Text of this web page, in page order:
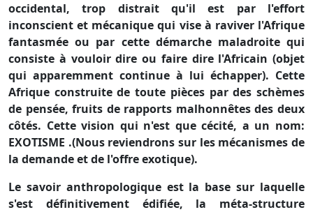
occidental, trop distrait qu'il est par l'effort
inconscient et mécanique qui vise à raviver l'Afrique
fantasmée ou par cette démarche maladroite qui
consiste à vouloir dire ou faire dire l'Africain (objet
qui apparemment continue à lui échapper). Cette
Afrique construite de toute pièces par des schèmes
de pensée, fruits de rapports malhonnêtes des deux
côtés. Cette vision qui n'est que cécité, a un nom:
EXOTISME .(Nous reviendrons sur les mécanismes de
la demande et de l'offre exotique).
Le savoir anthropologique est la base sur laquelle
s'est définitivement édifiée, la méta-structure